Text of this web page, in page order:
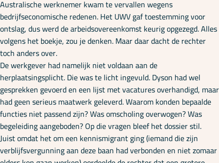
Australische werknemer kwam te vervallen wegens
bedrijfseconomische redenen. Het UWV gaf toestemming voor
ontslag, dus werd de arbeidsovereenkomst keurig opgezegd. Alles
volgens het boekje, zou je denken. Maar daar dacht de rechter
toch anders over.
De werkgever had namelijk niet voldaan aan de
herplaatsingsplicht. Die was te licht ingevuld. Dyson had wel
gesprekken gevoerd en een lijst met vacatures overhandigd, maar
had geen serieus maatwerk geleverd. Waarom konden bepaalde
functies niet passend zijn? Was omscholing overwogen? Was
begeleiding aangeboden? Op die vragen bleef het dossier stil.
Juist omdat het om een kennismigrant ging (iemand die zijn
verblijfsvergunning aan deze baan had verbonden en niet zomaar